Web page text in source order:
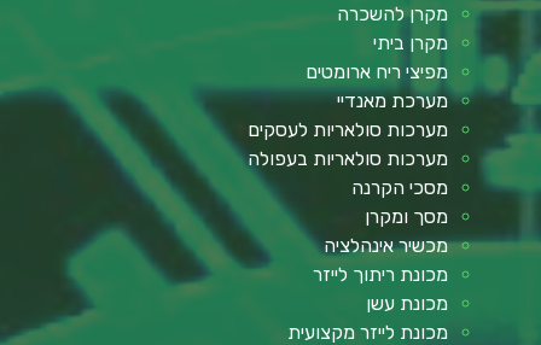
מקרן להשכרה
מקרן ביתי
מפיצי ריח ארומטים
מערכת מאנדיי
מערכות סולאריות לעסקים
מערכות סולאריות בעפולה
מסכי הקרנה
מסך ומקרן
מכשיר אינהלציה
מכונת ריתוך לייזר
מכונת עשן
מכונת לייזר מקצועית